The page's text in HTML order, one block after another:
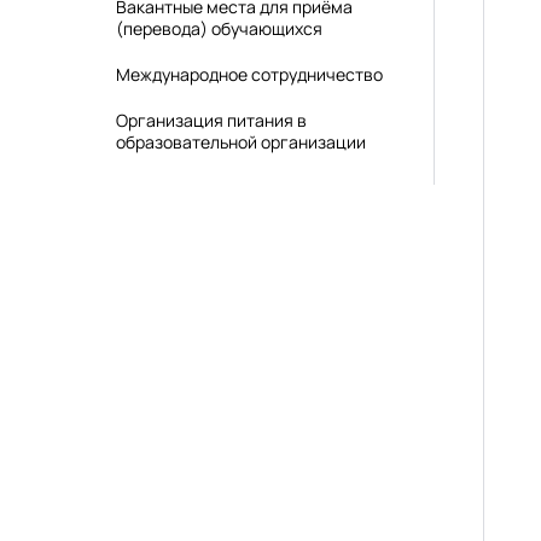
Вакантные места для приёма
(перевода) обучающихся
Международное сотрудничество
Организация питания в
образовательной организации